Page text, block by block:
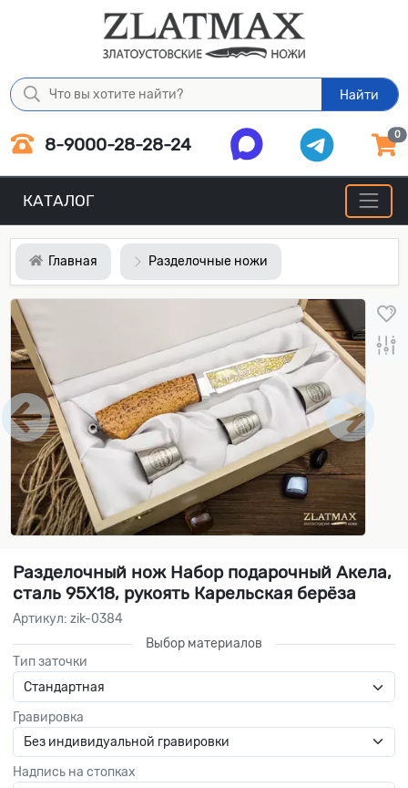
Найти
8-9000-28-28-24 0
КАТАЛОГ
Главная Разделочные ножи
Разделочный нож Набор подарочный Акела,
сталь 95Х18, рукоять Карельская берёза
Артикул: zik-0384
Выбор материалов
Тип заточки
Гравировка
Надпись на стопках